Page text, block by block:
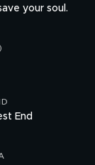
your soul.
End